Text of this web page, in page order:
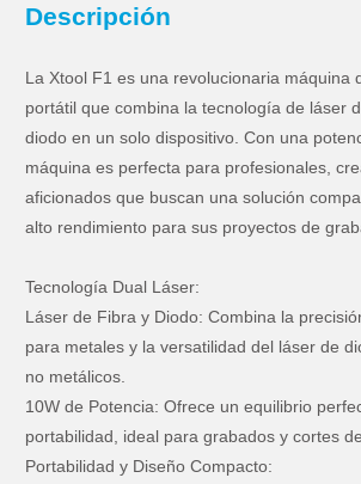
Descripción
La Xtool F1 es una revolucionaria máquina
portátil que combina la tecnología de láser
diodo en un solo dispositivo. Con una
máquina es perfecta para profesionales,
aficionados que buscan una solución
alto rendimiento para sus proyectos de
Tecnología Dual Láser:
Láser de Fibra y Diodo: Combina la
para metales y la versatilidad del láser de
no metálicos.
10W de Potencia: Ofrece un equilibrio
portabilidad, ideal para grabados y cortes
Portabilidad y Diseño Compacto: